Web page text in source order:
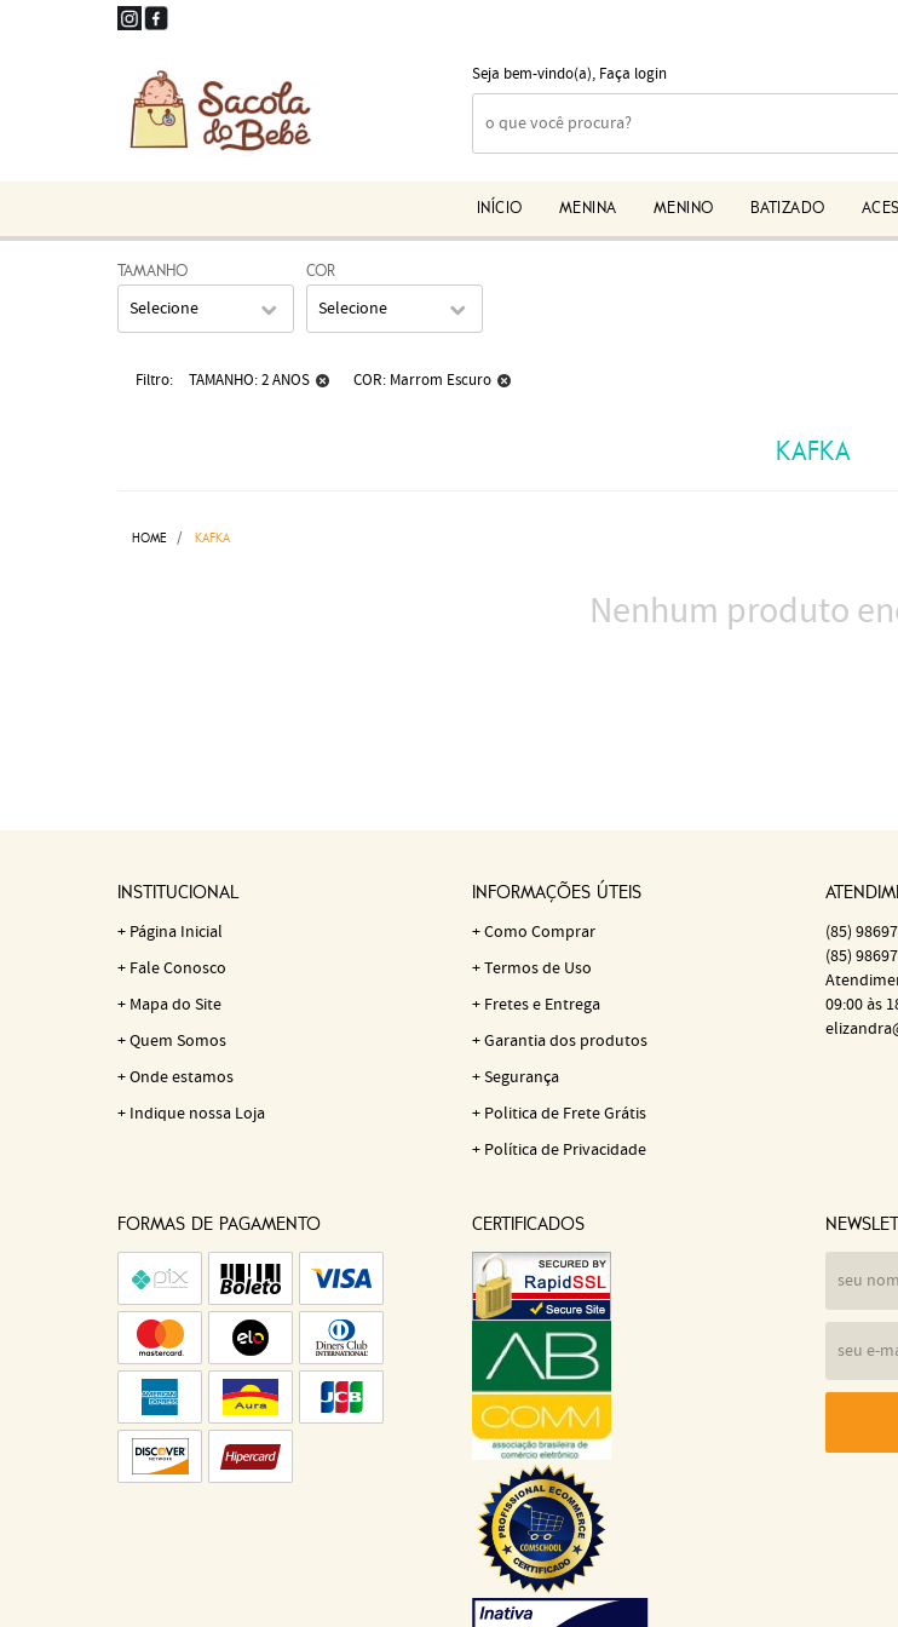
Seja bem-vindo(a), Faça login
INÍCIO MENINA MENINO BATIZADO
TAMANHO
Selecione
COR
Selecione
Filtro TAMANHO: 2 ANOS COR: Marrom Escuro
KAFKA
HOME KAFKA
Nenhum produto
INSTITUCIONAL
Página Inicial
Fale Conosco
Mapa do Site
Quem Somos
Onde estamos
Indique nossa Loja
INFORMAÇÕES ÚTEIS
Como Comprar
Termos de Uso
Fretes e Entrega
Garantia dos produtos
Segurança
Politica de Frete Grátis
Política de Privacidade
(85)
(85)
09:00 às
FORMAS DE PAGAMENTO CERTIFICADOS